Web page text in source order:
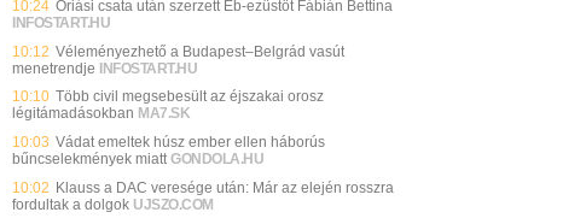
10:24 Óriási csata után szerzett Eb-ezüstöt Fábián Bettina
INFOSTART.HU
10:12 Véleményezhető a Budapest–Belgrád vasút
menetrendje INFOSTART.HU
10:10 Több civil megsebesült az éjszakai orosz
légitámadásokban MA7.SK
10:03 Vádat emeltek húsz ember ellen háborús
bűncselekmények miatt GONDOLA.HU
10:02 Klauss a DAC veresége után: Már az elején rosszra
fordultak a dolgok UJSZO.COM